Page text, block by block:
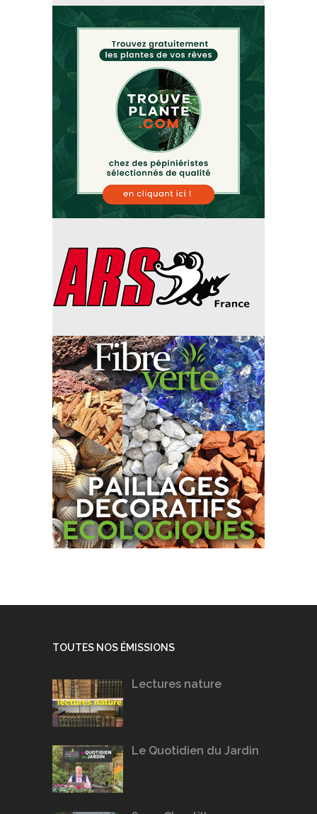
TOUTES NOS ÉMISSIONS
Lectures nature
Le Quotidien du Jardin